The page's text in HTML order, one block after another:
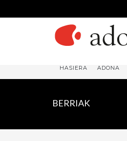
HASIERA ADONA
BERRIAK